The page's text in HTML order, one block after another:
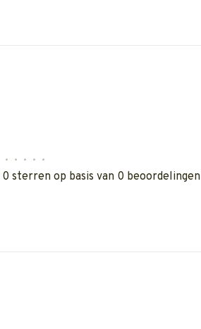
• • • • •
0 sterren op basis van 0 beoordelingen